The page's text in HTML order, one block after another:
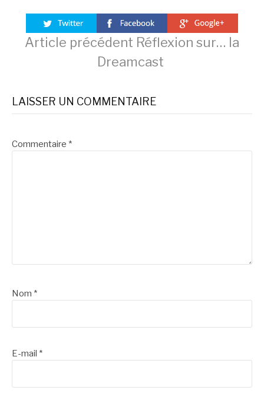
Lire
la
suite
Article précédent Réflexion sur… la
Dreamcast
LAISSER UN COMMENTAIRE
Commentaire *
Nom *
E-mail *